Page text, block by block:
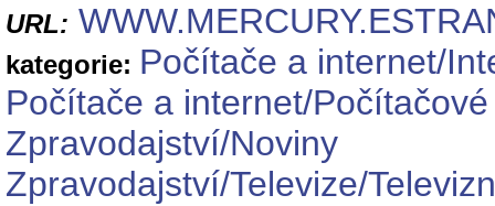
URL:
kategorie: Počítače a internet/
Počítače a internet/
Zpravodajství/Noviny
Zpravodajství/Televize/